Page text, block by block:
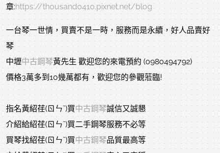
章:https://thousand0410.pixnet.net/blog
一台琴一世情，買賣不是一時，服務而是永續，好人品賣好
琴
中壢中古鋼琴黃先生 歡迎您的來電預約 (0980494792)
價格3萬多到10幾萬都有，歡迎您的參觀蒞臨!
指名黃紹荏(ㄖㄣˇ)買中古鋼琴誠信又誠懇
介紹給紹荏(ㄖㄣˇ)買二手鋼琴服務不必等
買琴找紹荏(ㄖㄣˇ)買中古鋼琴品質最高等